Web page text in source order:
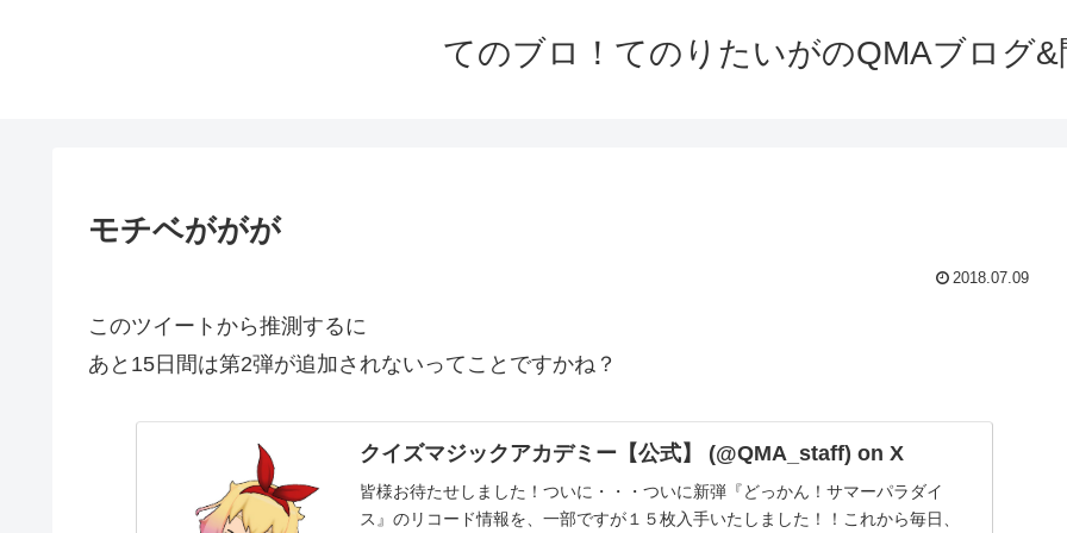
てのブロ！てのりたいがのQMAブログ&
モチベががが
2018.07.09
このツイートから推測するに
あと15日間は第2弾が追加されないってことですかね？
クイズマジックアカデミー【公式】 (@QMA_staff) on X
皆様お待たせしました！ついに・・・ついに新弾『どっかん！サマーパラダイ
ス』のリコード情報を、一部ですが１５枚入手いたしました！！これから毎日、